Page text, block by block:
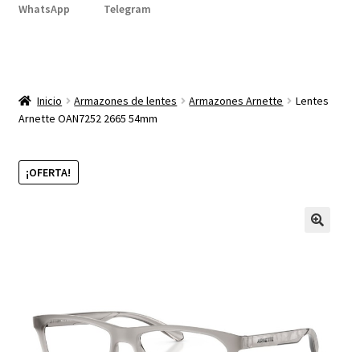
WhatsApp Telegram
Inicio Armazones de lentes Armazones Arnette
Lentes
Arnette OAN7252 2665 54mm
¡OFERTA!